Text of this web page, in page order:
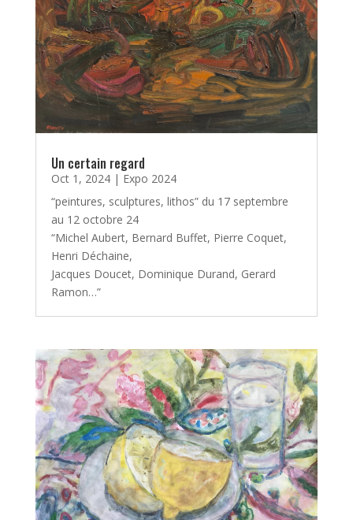
Un certain regard
Oct 1, 2024| Expo 2024
“peintures, sculptures, lithos” du 17 septembre
au 12 octobre 24
“Michel Aubert, Bernard Buffet, Pierre Coquet,
Henri Déchaine,
Jacques Doucet, Dominique Durand, Gerard
Ramon…”